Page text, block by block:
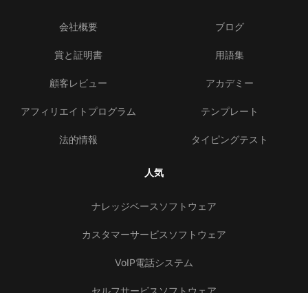
会社概要
賞と証明書
顧客レビュー
アフィリエイトプログラム
法的情報
ブログ
用語集
アカデミー
テンプレート
タイピングテスト
人気
ナレッジベースソフトウェア
カスタマーサービスソフトウェア
VoIP電話システム
セルフサービスソフトウェア